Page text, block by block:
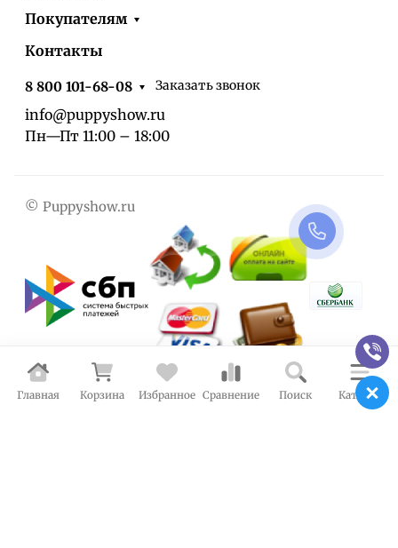
Главная Корзина Избранное Сравнение Поиск Каталог
Покупателям
Контакты
8 800 101-68-08 Заказать звонок
info@puppyshow.ru
Пн—Пт 11:00 – 18:00
© Puppyshow.ru